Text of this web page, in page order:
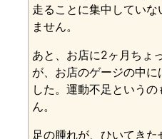
走ることに集中してい
ません。
あと、お店に2ヶ月ちょ
が、お店のゲージの中
した。運動不足という
ん。
足の腫れが、ひいてき